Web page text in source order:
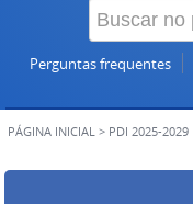
Perguntas frequentes
PÁGINA INICIAL > PDI 2025-2029